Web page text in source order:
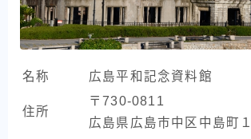
名称 広島平和記念資料館
住所
〒730-0811
広島県広島市中区中島町